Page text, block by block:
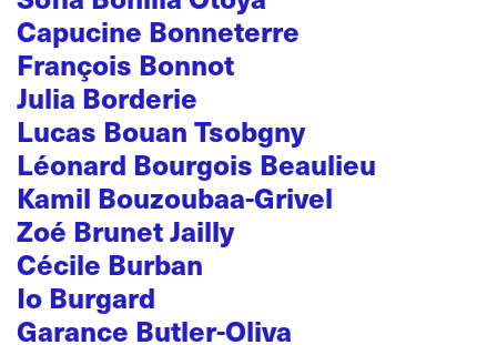
Capucine Bonneterre
François Bonnot
Julia Borderie
Lucas Bouan Tsobgny
Léonard Bourgois Beaulieu
Kamil Bouzoubaa-Grivel
Zoé Brunet Jailly
Cécile Burban
Io Burgard
Garance Butler-Oliva